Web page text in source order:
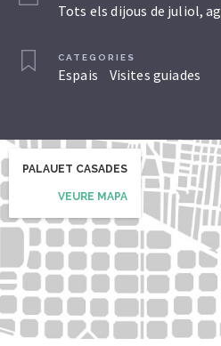
Tots els dijous de juliol,
CATEGORIES
Espais Visites guiades
PALAUET CASADES
VEURE MAPA